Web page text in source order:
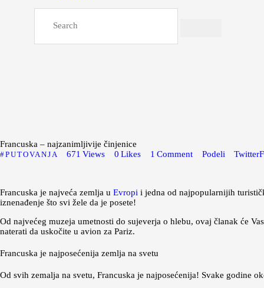
Francuska – najzanimljivije činjenice
PUTOVANJA 671 Views 0 Likes 1 Comment Podeli Twitter
Francuska je najveća zemlja u Evropi i jedna od najpopularnijih
iznenađenje što svi žele da je posete!
Od najvećeg muzeja umetnosti do sujeverja o hlebu, ovaj članak će
naterati da uskočite u avion za Pariz.
Francuska je najposećenija zemlja na svetu
Od svih zemalja na svetu, Francuska je najposećenija! Svake